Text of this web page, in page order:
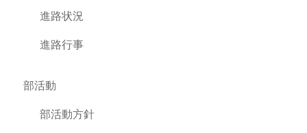
進路状況
進路行事
部活動
部活動方針